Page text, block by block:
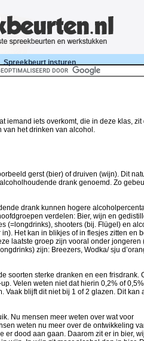
Spreekbeurt insturen
iemand iets overkomt, die in deze klas, zit
van het drinken van alcohol.
gerst (bier) of druiven (wijn). Dit
drank genoemd. Zo
drank kunnen hogere
verdelen: Bier, wijn en
(=longdrinks), shooters (bij. Flügel) en
Het kan in blikjes of in flesjes zitten en
laatste groep zijn vooral onder jongeren
zijn: Breezers, Wodka/ sju
soorten sterke dranken en een frisdrank.
Velen weten niet dat hierin 0,2% of
blijft dit niet bij 1 of 2 glazen. Dit kan
Nu mensen meer weten over wat voor
weten nu meer over de ontwikkeling
er dood aan gaan. Daarom zit er in bier,